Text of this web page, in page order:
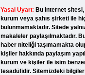
Yasal Uyarı: Bu internet
kurum veya şahıs şirketi ile
bulunmamaktadır. Sitede
makaleler paylaşılmaktadır.
haber niteliği taşımamakta
kişiler hakkında paylaşım
kurum ve kişiler ile isim
tesadüfidir. Sitemizdeki